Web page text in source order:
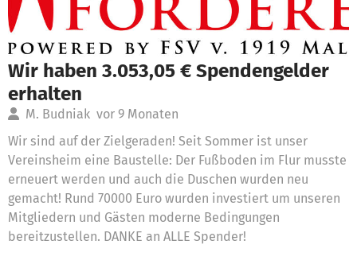
Wir haben 3.053,05 € Spendengelder
erhalten
M. Budniak vor 9 Monaten
Wir sind auf der Zielgeraden! Seit Sommer ist unser
Vereinsheim eine Baustelle: Der Fußboden im Flur musste
erneuert werden und auch die Duschen wurden neu
gemacht! Rund 70000 Euro wurden investiert um unseren
Mitgliedern und Gästen moderne Bedingungen
bereitzustellen. DANKE an ALLE Spender!